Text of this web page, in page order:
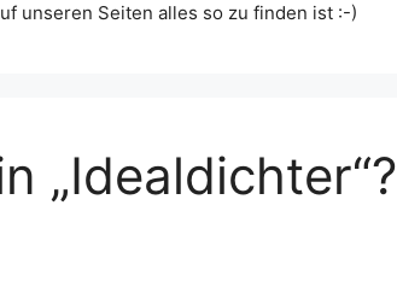
unseren Seiten alles so zu finden ist :-)
„Idealdichter“?